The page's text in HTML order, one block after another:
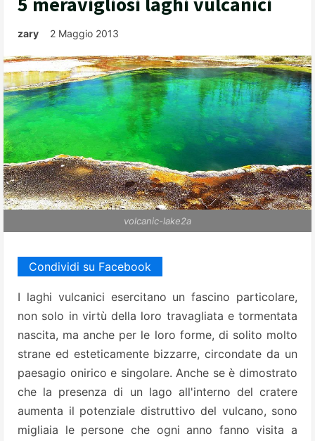
zary 2 Maggio 2013
volcanic-lake2a
Condividi su Facebook
I laghi vulcanici esercitano un fascino particolare,
non solo in virtù della loro travagliata e tormentata
nascita, ma anche per le loro forme, di solito molto
strane ed esteticamente bizzarre, circondate da un
paesagio onirico e singolare. Anche se è dimostrato
che la presenza di un lago all'interno del cratere
aumenta il potenziale distruttivo del vulcano, sono
migliaia le persone che ogni anno fanno visita a